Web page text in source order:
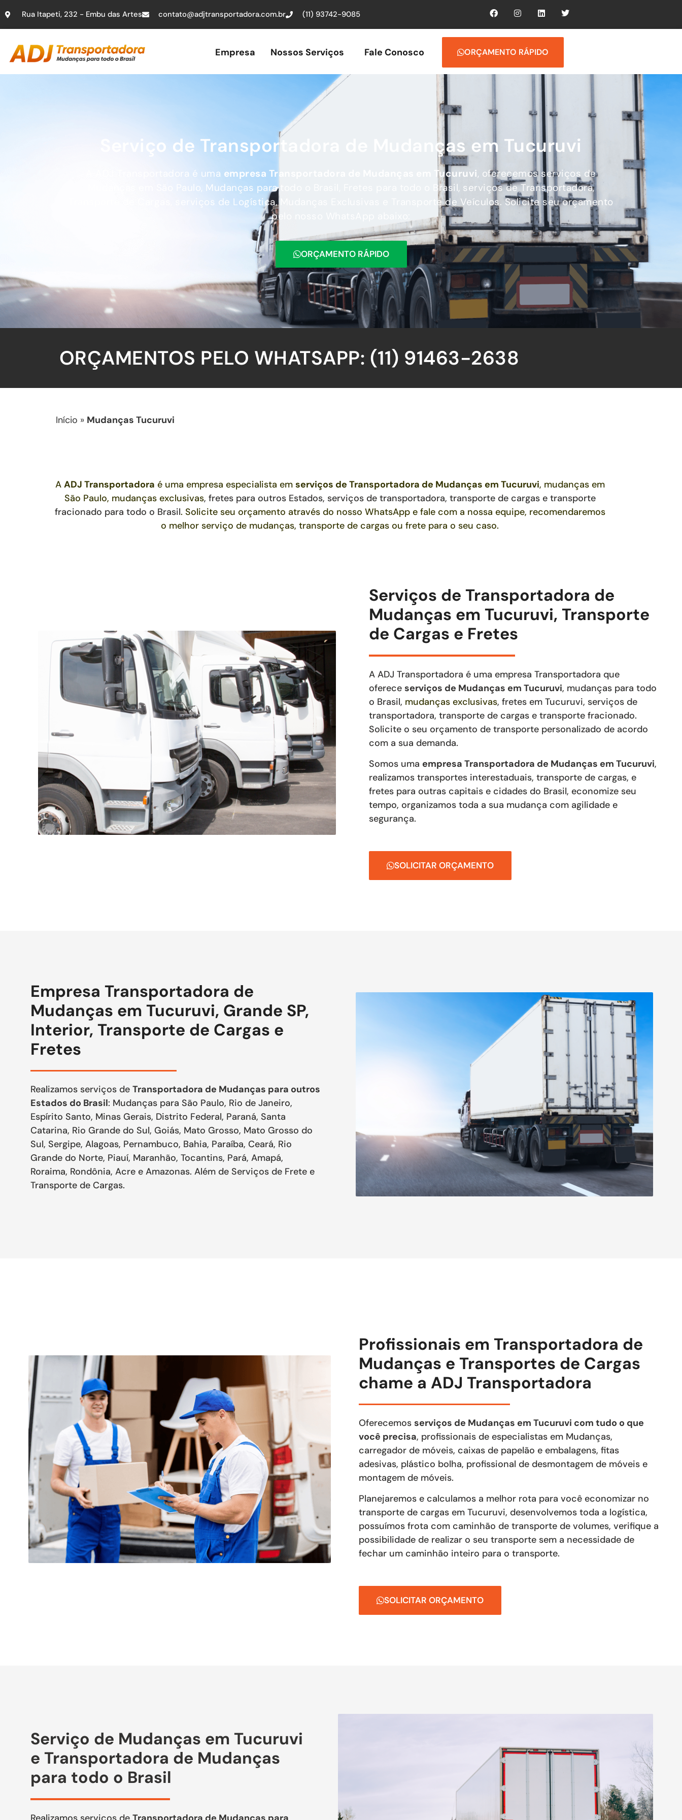
Rua Itapeti, 232 - Embu das Artes contato@adjtransportadora.com.br (11) 93742-9085
Empresa Nossos Serviços Fale Conosco ORÇAMENTO RÁPIDO
Serviço de Transportadora de Mudanças em Tucuruvi
A ADJ Transportadora é uma empresa Transportadora de Mudanças em Tucuruvi, oferecemos serviços de
Mudanças em São Paulo, Mudanças para todo o Brasil, Fretes para todo o Brasil, serviços de Transportadora,
Transporte de Cargas, serviços de Logística, Mudanças Exclusivas e Transporte de Veículos. Solicite seu orçamento
pelo nosso WhatsApp abaixo:
ORÇAMENTO RÁPIDO
ORÇAMENTOS PELO WHATSAPP: (11) 91463-2638
Início » Mudanças Tucuruvi
A ADJ Transportadora é uma empresa especialista em serviços de Transportadora de Mudanças em Tucuruvi, mudanças em
São Paulo, mudanças exclusivas, fretes para outros Estados, serviços de transportadora, transporte de cargas e transporte
fracionado para todo o Brasil. Solicite seu orçamento através do nosso WhatsApp e fale com a nossa equipe, recomendaremos
o melhor serviço de mudanças, transporte de cargas ou frete para o seu caso.
Serviços de Transportadora de
Mudanças em Tucuruvi, Transporte
de Cargas e Fretes
A ADJ Transportadora é uma empresa Transportadora que
ofereceserviços de Mudanças em Tucuruvi, mudanças para todo
o Brasil, mudanças exclusivas,fretes em Tucuruvi,serviços de
transportadora, transporte de cargas e transporte fracionado.
Solicite o seu orçamento de transporte personalizado de acordo
com a sua demanda.
Somos uma empresa Transportadora de Mudanças em Tucuruvi,
realizamos transportes interestaduais, transporte de cargas, e
fretes para outras capitais e cidades do Brasil, economize seu
tempo, organizamos toda a sua mudança com agilidade e
segurança.
SOLICITAR ORÇAMENTO
Empresa Transportadora de
Mudanças em Tucuruvi, Grande SP,
Interior, Transporte de Cargas e
Fretes
Realizamos serviços de Transportadora de Mudanças para outros
Estados do Brasil: Mudanças para São Paulo, Rio de Janeiro,
Espírito Santo, Minas Gerais, Distrito Federal, Paraná, Santa
Catarina, Rio Grande do Sul, Goiás, Mato Grosso, Mato Grosso do
Sul, Sergipe, Alagoas, Pernambuco, Bahia, Paraíba, Ceará, Rio
Grande do Norte, Piauí, Maranhão, Tocantins, Pará, Amapá,
Roraima, Rondônia, Acre e Amazonas. Além de Serviços de Frete e
Transporte de Cargas.
Profissionais em Transportadora de
Mudanças e Transportes de Cargas
chame a ADJ Transportadora
Oferecemosserviços de Mudanças em Tucuruvi com tudo o que
você precisa, profissionais de especialistas em Mudanças,
carregador de móveis, caixas de papelão e embalagens, fitas
adesivas, plástico bolha, profissional de desmontagem de móveis e
montagem de móveis.
Planejaremos e calculamos a melhor rota para você economizar no
transporte de cargas em Tucuruvi, desenvolvemos toda a logística,
possuímos frota com caminhão de transporte de volumes, verifique a
possibilidade de realizar o seu transporte sem a necessidade de
fechar um caminhão inteiro para o transporte.
SOLICITAR ORÇAMENTO
Serviço de Mudanças em Tucuruvi
e Transportadora de Mudanças
para todo o Brasil